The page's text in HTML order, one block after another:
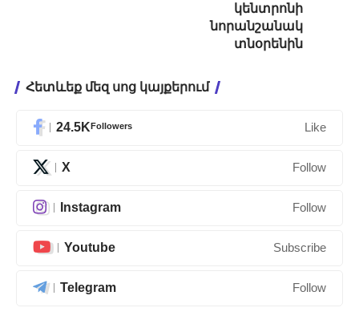
կենտրոնի
նորանշանակ
տնօրենին
Հետևեք մեզ սոց կայքերում
24.5KFollowers Like
X Follow
Instagram Follow
Youtube Subscribe
Telegram Follow